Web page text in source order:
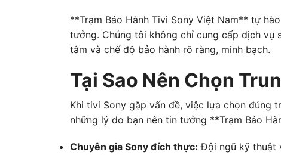
**Trạm Bảo Hành Tivi Sony Việt Nam** tự
tưởng. Chúng tôi không chỉ cung cấp dịch vụ
tâm và chế độ bảo hành rõ ràng, minh bạch.
Tại Sao Nên Chọn
Khi tivi Sony gặp vấn đề, việc lựa chọn đúng
những lý do bạn nên tin tưởng **Trạm Bảo
Chuyên gia Sony đích thực: Đội ngũ kỹ thuật